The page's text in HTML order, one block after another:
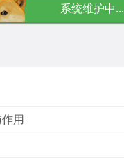
系统维护中...
用